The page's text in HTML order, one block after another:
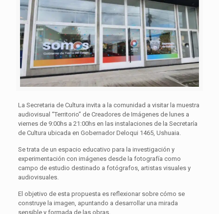
La Secretaria de Cultura invita a la comunidad a visitar la muestra
audiovisual “Territorio” de Creadores de Imágenes de lunes a
viernes de 9:00hs a 21:00hs en las instalaciones de la Secretaría
de Cultura ubicada en Gobernador Deloqui 1465, Ushuaia.
Se trata de un espacio educativo para la investigación y
experimentación con imágenes desde la fotografía como
campo de estudio destinado a fotógrafos, artistas visuales y
audiovisuales.
El objetivo de esta propuesta es reflexionar sobre cómo se
construye la imagen, apuntando a desarrollar una mirada
sensible y formada de las obras.